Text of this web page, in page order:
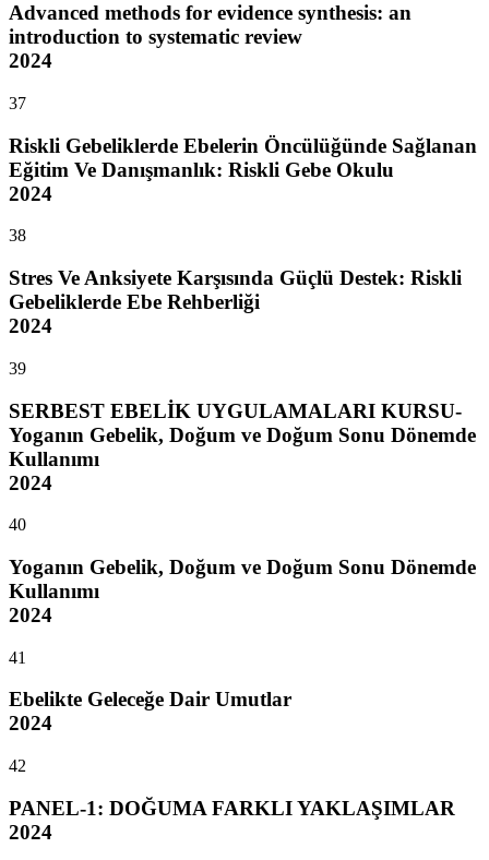
Advanced methods for evidence synthesis: an
introduction to systematic review
2024
37
Riskli Gebeliklerde Ebelerin Öncülüğünde Sağlanan
Eğitim Ve Danışmanlık: Riskli Gebe Okulu
2024
38
Stres Ve Anksiyete Karşısında Güçlü Destek: Riskli
Gebeliklerde Ebe Rehberliği
2024
39
SERBEST EBELİK UYGULAMALARI KURSU-
Yoganın Gebelik, Doğum ve Doğum Sonu Dönemde
Kullanımı
2024
40
Yoganın Gebelik, Doğum ve Doğum Sonu Dönemde
Kullanımı
2024
41
Ebelikte Geleceğe Dair Umutlar
2024
42
PANEL-1: DOĞUMA FARKLI YAKLAŞIMLAR
2024